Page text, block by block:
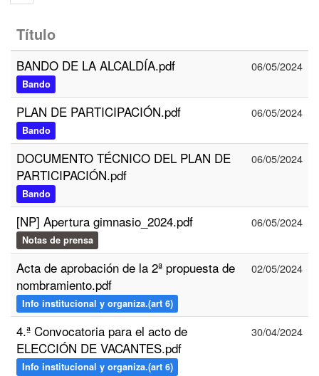
Título
BANDO DE LA ALCALDÍA.pdf
Bando
06/05/2024
PLAN DE PARTICIPACIÓN.pdf
Bando
06/05/2024
DOCUMENTO TÉCNICO DEL PLAN DE
PARTICIPACIÓN.pdf
Bando
06/05/2024
[NP] Apertura gimnasio_2024.pdf
Notas de prensa
06/05/2024
Acta de aprobación de la 2ª propuesta de
nombramiento.pdf
Info institucional y organiza.(art 6)
02/05/2024
4.ª Convocatoria para el acto de
ELECCIÓN DE VACANTES.pdf
Info institucional y organiza.(art 6)
30/04/2024